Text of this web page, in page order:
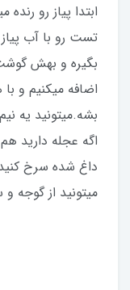
ابتدا پیاز رو
تست رو با آب
بگیره و بهش
اضافه میکنیم و
بشه.میتونید یه
اگه عجله دارید
داغ شده سرخ
میتونید از گوجه